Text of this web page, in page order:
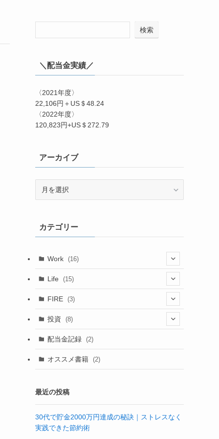
検索
＼配当金実績／
〈2021年度〉
22,106円＋US＄48.24
〈2022年度〉
120,823円+US＄272.79
アーカイブ
ブカテゴリー
Work (16)
(4)
(6)
Life (15)
(15)
(1)
(4)
FIRE (3)
(1)
投資 (8)
(2)
(2)
配当金記録 (2)
オススメ書籍 (2)
最近の投稿
30代で貯金2000万円達成の秘訣｜ストレスなく
実践できた節約術